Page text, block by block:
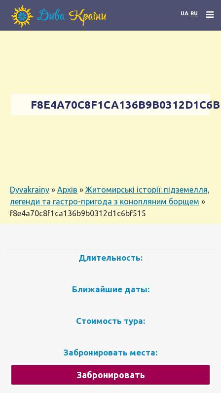
UA RU
Dyvakrainy » Архів » Житомирські історії: підземелля,
легенди та гастро-пригода з конопляним борщем »
f8e4a70c8f1ca136b9b0312d1c6bf515
Длительность:
Ближайшие даты:
Стоимость тура:
Забронировать места:
Забронировать